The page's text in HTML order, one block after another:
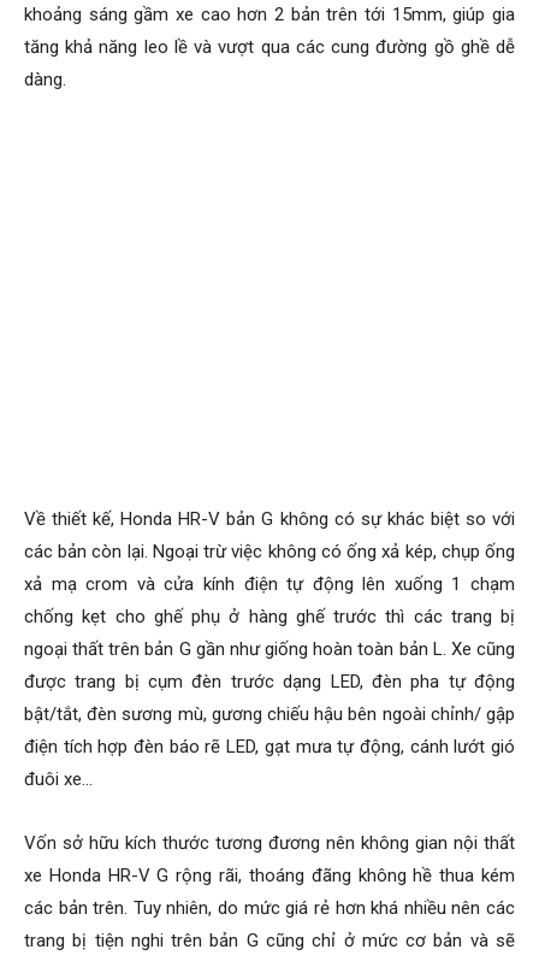
khoảng sáng gầm xe cao hơn 2 bản trên tới 15mm, giúp gia
tăng khả năng leo lề và vượt qua các cung đường gồ ghề dễ
dàng.
Về thiết kế, Honda HR-V bản G không có sự khác biệt so với
các bản còn lại. Ngoại trừ việc không có ống xả kép, chụp ống
xả mạ crom và cửa kính điện tự động lên xuống 1 chạm
chống kẹt cho ghế phụ ở hàng ghế trước thì các trang bị
ngoại thất trên bản G gần như giống hoàn toàn bản L. Xe cũng
được trang bị cụm đèn trước dạng LED, đèn pha tự động
bật/tắt, đèn sương mù, gương chiếu hậu bên ngoài chỉnh/ gập
điện tích hợp đèn báo rẽ LED, gạt mưa tự động, cánh lướt gió
đuôi xe…
Vốn sở hữu kích thước tương đương nên không gian nội thất
xe Honda HR-V G rộng rãi, thoáng đãng không hề thua kém
các bản trên. Tuy nhiên, do mức giá rẻ hơn khá nhiều nên các
trang bị tiện nghi trên bản G cũng chỉ ở mức cơ bản và sẽ